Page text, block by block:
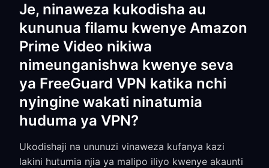
Je, ninaweza kukodisha au
kununua filamu kwenye Amazon
Prime Video nikiwa
nimeunganishwa kwenye seva
ya FreeGuard VPN katika nchi
nyingine wakati ninatumia
huduma ya VPN?
Ukodishaji na ununuzi vinaweza kufanya kazi
lakini hutumia njia ya malipo iliyo kwenye akaunti